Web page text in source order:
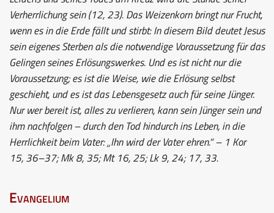
Verherrlichung sein (12, 23). Das Weizenkorn bringt nur Frucht,
wenn es in die Erde fällt und stirbt: In diesem Bild deutet Jesus
sein eigenes Sterben als die notwendige Voraussetzung für das
Gelingen seines Erlösungswerkes. Und es ist nicht nur die
Voraussetzung; es ist die Weise, wie die Erlösung selbst
geschieht, und es ist das Lebensgesetz auch für seine Jünger.
Nur wer bereit ist, alles zu verlieren, kann sein Jünger sein und
ihm nachfolgen – durch den Tod hindurch ins Leben, in die
Herrlichkeit beim Vater: „Ihn wird der Vater ehren.“ – 1 Kor
15, 36–37; Mk 8, 35; Mt 16, 25; Lk 9, 24; 17, 33.
Evangelium